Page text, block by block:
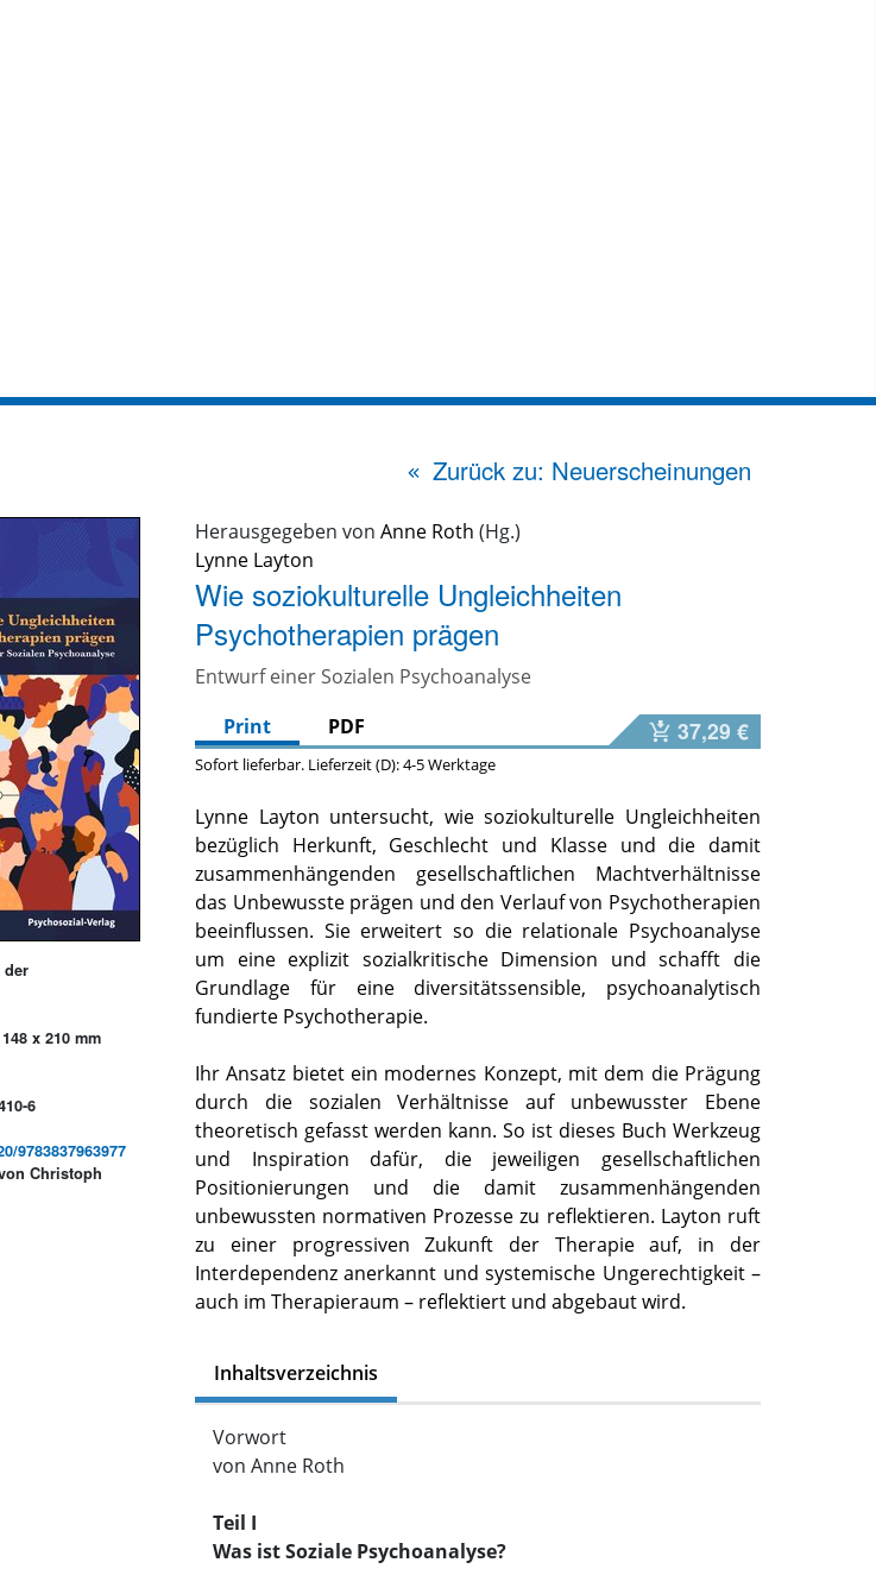
Zurück zu: Neuerscheinungen
der
x 210 mm
6
9783837963977
Christoph
Herausgegeben vonAnne Roth
Lynne Layton
Wie soziokulturelle Ungleichheiten
Psychotherapien prägen
Entwurf einer Sozialen Psychoanalyse
Print
PDF 37,29 €
Sofort lieferbar. Lieferzeit (D): 4-5 Werktage
Lynne Layton untersucht, wie soziokulturelle Ungleichheiten
bezüglich Herkunft, Geschlecht und Klasse und die damit
zusammenhängenden gesellschaftlichen Machtverhältnisse
das Unbewusste prägen und den Verlauf von Psychotherapien
beeinflussen. Sie erweitert so die relationale Psychoanalyse
um eine explizit sozialkritische Dimension und schafft die
Grundlage für eine diversitätssensible, psychoanalytisch
fundierte Psychotherapie.
Ihr Ansatz bietet ein modernes Konzept, mit dem die Prägung
durch die sozialen Verhältnisse auf unbewusster Ebene
theoretisch gefasst werden kann. So ist dieses Buch Werkzeug
und Inspiration dafür, die jeweiligen gesellschaftlichen
Positionierungen und die damit zusammenhängenden
unbewussten normativen Prozesse zu reflektieren. Layton ruft
zu einer progressiven Zukunft der Therapie auf, in der
Interdependenz anerkannt und systemische Ungerechtigkeit –
auch im Therapieraum – reflektiert und abgebaut wird.
Inhaltsverzeichnis
Vorwort
von Anne Roth
Teil I
Was ist Soziale Psychoanalyse?